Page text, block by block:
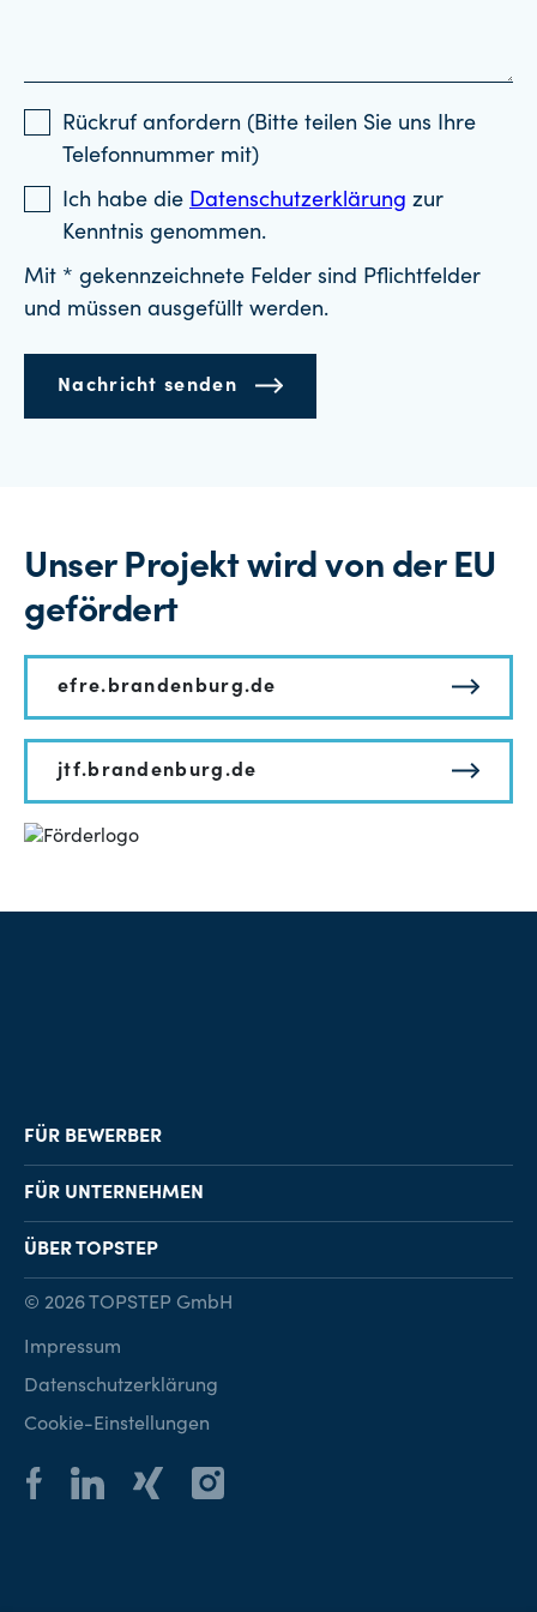
Rückruf anfordern (Bitte teilen Sie uns Ihre
Telefonnummer mit)
Ich habe die Datenschutzerklärung zur
Kenntnis genommen.
Mit * gekennzeichnete Felder sind Pflichtfelder
und müssen ausgefüllt werden.
Nachricht senden
Unser Projekt wird von der EU
gefördert
efre.brandenburg.de
jtf.brandenburg.de
FÜR BEWERBER
Job-Finder
Karriereberatung
FÜR UNTERNEHMEN
Personalvermittlung
Personalsuche
ÜBER TOPSTEP
Kontakt
© 2026 TOPSTEP GmbH
Impressum
Datenschutzerklärung
Cookie-Einstellungen